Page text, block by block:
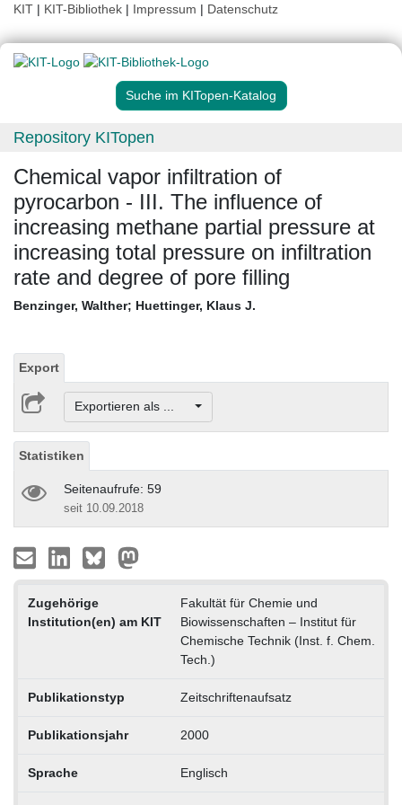
KIT | KIT-Bibliothek | Impressum | Datenschutz
Suche im KITopen-Katalog
Repository KITopen
Chemical vapor infiltration of
pyrocarbon - III. The influence of
increasing methane partial pressure at
increasing total pressure on infiltration
rate and degree of pore filling
Benzinger, Walther; Huettinger, Klaus J.
Export
Exportieren als ...
Statistiken
Seitenaufrufe: 59
seit 10.09.2018
Zugehörige
Institution(en) am KIT
Fakultät für Chemie und
Biowissenschaften – Institut für
Chemische Technik (Inst. f. Chem.
Tech.)
Publikationstyp Zeitschriftenaufsatz
Publikationsjahr 2000
Sprache Englisch